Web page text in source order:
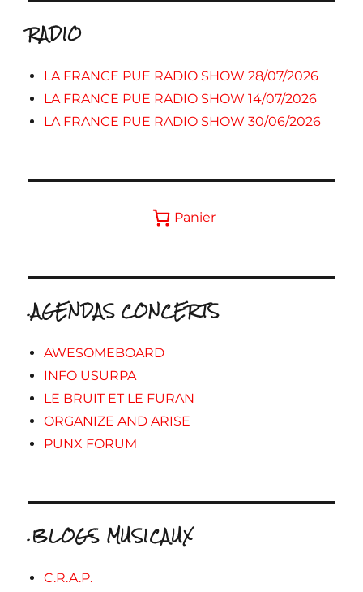
RADIO
LA FRANCE PUE RADIO SHOW 28/07/2026
LA FRANCE PUE RADIO SHOW 14/07/2026
LA FRANCE PUE RADIO SHOW 30/06/2026
Panier
.AGENDAS CONCERTS
AWESOMEBOARD
INFO USURPA
LE BRUIT ET LE FURAN
ORGANIZE AND ARISE
PUNX FORUM
.BLOGS MUSICAUX
C.R.A.P.